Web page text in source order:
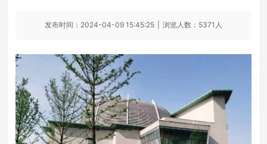
发布时间：2024-04-09 15:45:25 浏览人数：5371人